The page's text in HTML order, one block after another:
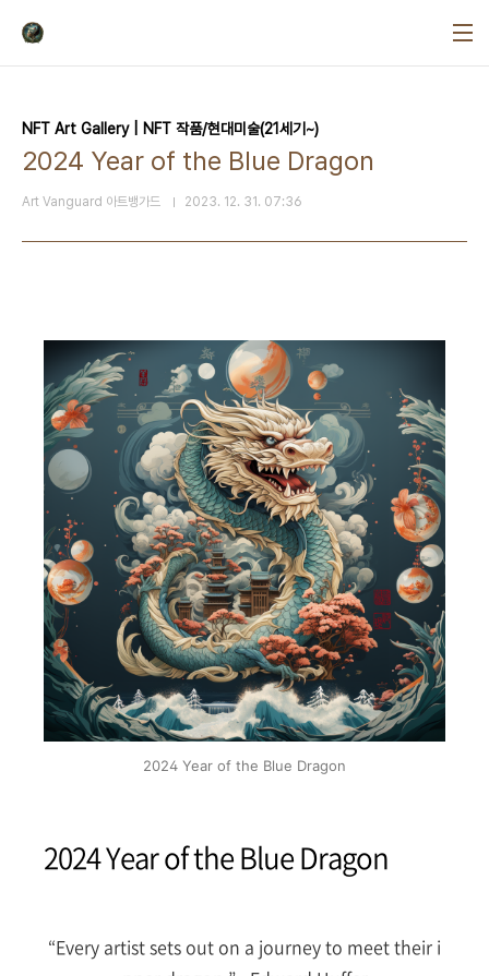
NFT Art Gallery | NFT 작품/현대미술(21세기~)
2024 Year of the Blue Dragon
Art Vanguard 아트뱅가드 2023. 12. 31. 07:36
2024 Year of the Blue Dragon
2024 Year of the Blue Dragon
“Every artist sets out on a journey to meet their i